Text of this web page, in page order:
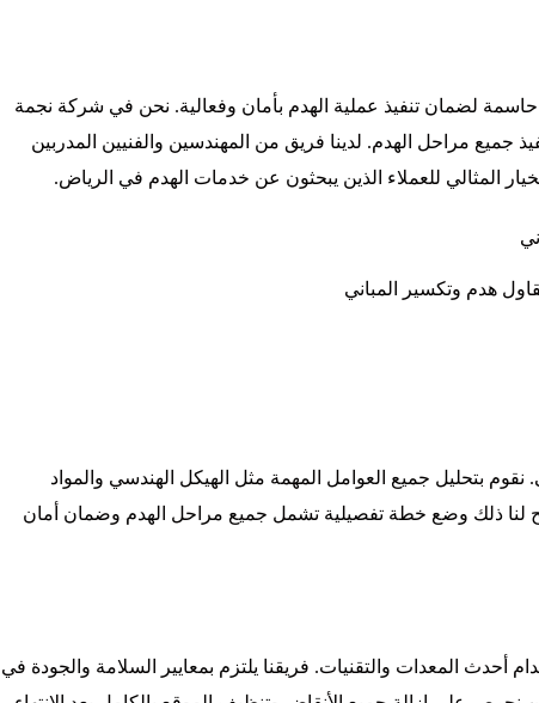
حاسمة لضمان تنفيذ عملية الهدم بأمان وفعالية. نحن في شركة نجمة
جميع مراحل الهدم. لدينا فريق من المهندسين والفنيين المدربين
المثالي للعملاء الذين يبحثون عن خدمات الهدم في الرياض.
هدم وتكسير المباني
بتحليل جميع العوامل المهمة مثل الهيكل الهندسي والمواد
لنا ذلك وضع خطة تفصيلية تشمل جميع مراحل الهدم وضمان أمان
أحدث المعدات والتقنيات. فريقنا يلتزم بمعايير السلامة والجودة في